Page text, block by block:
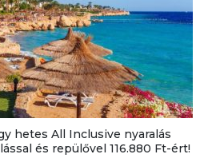
hetes All Inclusive nyaralás
és repülővel 116.880 Ft-ért!